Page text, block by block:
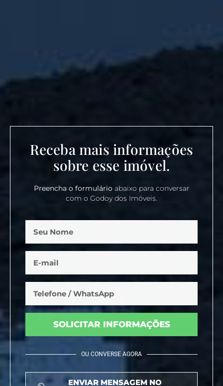
Receba mais informações
sobre esse imóvel.
Preencha o formulárioabaixo para conversar
com o Godoy dos Imóveis.
SOLICITAR INFORMAÇÕES
OU CONVERSE AGORA
ENVIAR MENSAGEM NO